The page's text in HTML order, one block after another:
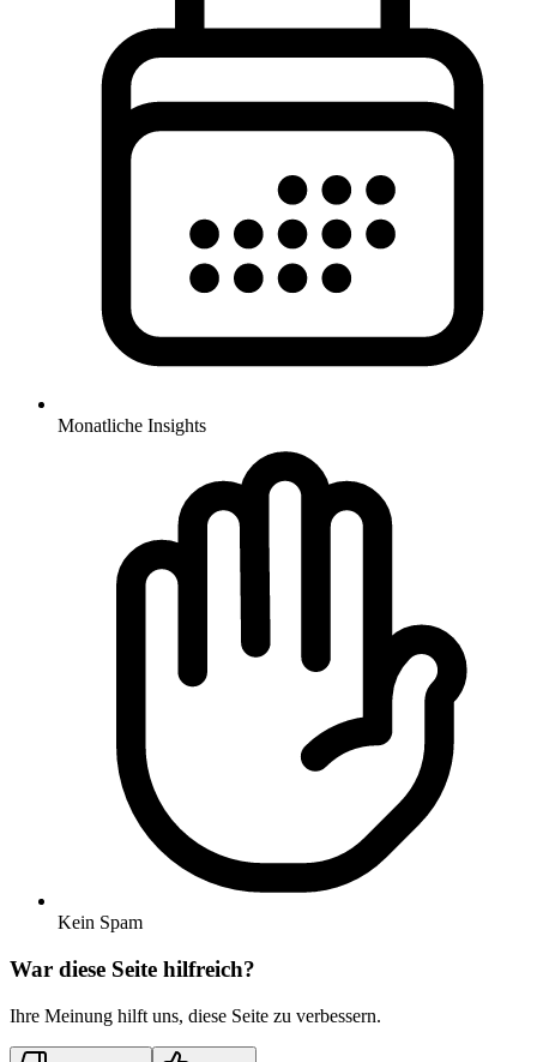
Monatliche Insights
Kein Spam
War diese Seite hilfreich?
Ihre Meinung hilft uns, diese Seite zu verbessern.